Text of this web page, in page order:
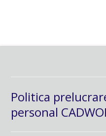
Politica
personal